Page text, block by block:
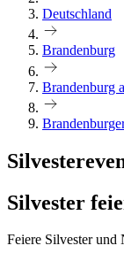
Deutschland
Brandenburg
Brandenburg
Silvester
Feiere Silvester und